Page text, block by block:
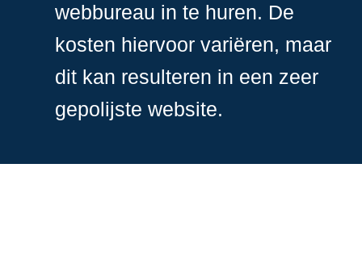
webbureau in te huren. De
kosten hiervoor variëren, maar
dit kan resulteren in een zeer
gepolijste website.